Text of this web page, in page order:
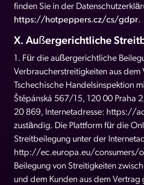
finden Sie in der
https://hotpeppers.cz/cs/gdpr.
X. Außergerichtliche
1. Für die außergerichtliche
Verbraucherstreitigkeiten aus dem
Tschechische Handelsinspektion
Štěpánská 567/15, 120 00 Praha
20 869, Internetadresse: https://
zuständig. Die Plattform für die
Streitbeilegung unter der
http://ec.europa.eu/consumers/
Beilegung von Streitigkeiten
und dem Kunden aus dem Vertrag